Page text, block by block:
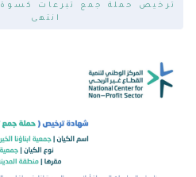
ترخيص حملة جمع تبرعات
انتهى